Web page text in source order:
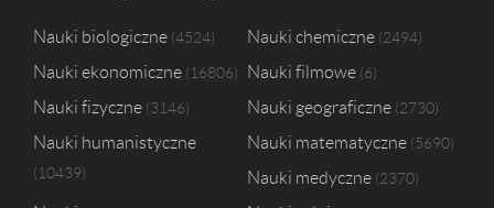
Nauki biologiczne 4524 Nauki chemiczne 2494
Nauki ekonomiczne 16806 Nauki filmowe 6
Nauki fizyczne 3146 Nauki geograficzne 2730
Nauki humanistyczne
10439
Nauki matematyczne 5690
Nauki medyczne 2370